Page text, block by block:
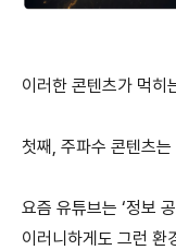
이러한 콘텐츠가 먹히
첫째, 주파수 콘텐츠
요즘 유튜브는 ‘정보
이러니하게도 그런 환